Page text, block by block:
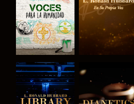
SERIES
SERIES
EXPLORA LAS
SERIES
EXPLORA LAS
SERIES